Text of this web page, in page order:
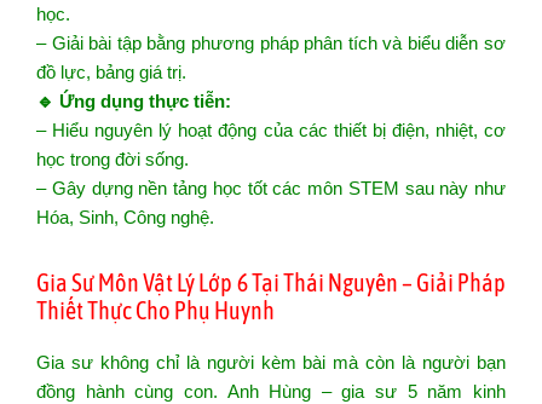
học.
– Giải bài tập bằng phương pháp phân tích và biểu diễn sơ
đồ lực, bảng giá trị.
🔹 Ứng dụng thực tiễn:
– Hiểu nguyên lý hoạt động của các thiết bị điện, nhiệt, cơ
học trong đời sống.
– Gây dựng nền tảng học tốt các môn STEM sau này như
Hóa, Sinh, Công nghệ.
Gia Sư Môn Vật Lý Lớp 6 Tại Thái Nguyên – Giải Pháp
Thiết Thực Cho Phụ Huynh
Gia sư không chỉ là người kèm bài mà còn là người bạn
đồng hành cùng con. Anh Hùng – gia sư 5 năm kinh